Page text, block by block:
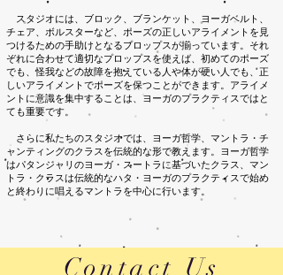
スタジオには、ブロック、ブランケット、ヨーガベルト、
チェア、ボルスターなど、ポーズの正しいアライメントを見
つけるための手助けとなるプロップスが揃っています。それ
ぞれに合わせて適切なプロップスを使えば、初めてのポーズ
でも、怪我などの故障を抱えている人や体が硬い人でも、正
しいアライメントでポーズを保つことができます。アライメ
ントに意識を集中することは、ヨーガのプラクティスではと
ても重要です。
さらに私たちのスタジオでは、ヨーガ哲学、マントラ・チ
ャンティングのクラスを伝統的な形で教えます。ヨーガ哲学
はパタンジャリのヨーガ・スートラに基づいたクラス、マン
トラ・クラスは伝統的なハタ・ヨーガのプラクティスで始め
と終わりに唱えるマントラを中心に行います。
Contact Us